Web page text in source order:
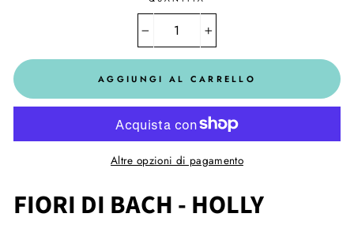
+
AGGIUNGI AL CARRELLO
Altre opzioni di pagamento
FIORI DI BACH - HOLLY